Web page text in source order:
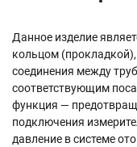
Данное изделие
кольцом
соединения между
соответствующим
функция —
подключения
давление в системе